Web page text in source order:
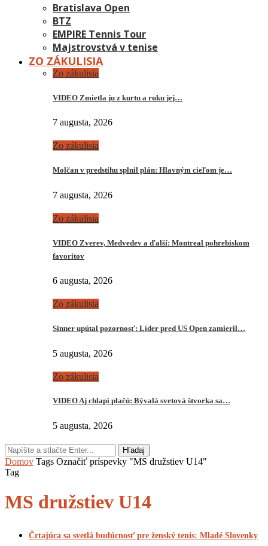
Bratislava Open
BTZ
EMPIRE Tennis Tour
Majstrovstvá v tenise
ZO ZÁKULISIA
Zo zákulisia
VIDEO Zmietla ju z kurtu a ruku jej…
7 augusta, 2026
Zo zákulisia
Molčan v predstihu splnil plán: Hlavným cieľom je…
7 augusta, 2026
Zo zákulisia
VIDEO Zverev, Medvedev a ďalší: Montreal pohrebiskom
favoritov
6 augusta, 2026
Zo zákulisia
Sinner upútal pozornosť: Líder pred US Open zamieril…
5 augusta, 2026
Zo zákulisia
VIDEO Aj chlapi plačú: Bývalá svetová štvorka sa…
5 augusta, 2026
Hľadaj
Domov Tags Označiť príspevky "MS družstiev U14"
Tag
MS družstiev U14
Črtajúca sa svetlá budúcnosť pre ženský tenis: Mladé Slovenky